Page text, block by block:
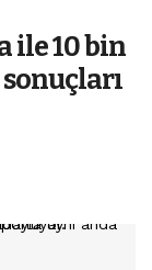
ile 10 bin